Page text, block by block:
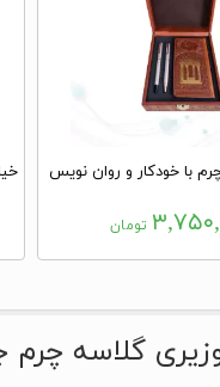
با خودکار و روان نویس
تومان
گلاسه